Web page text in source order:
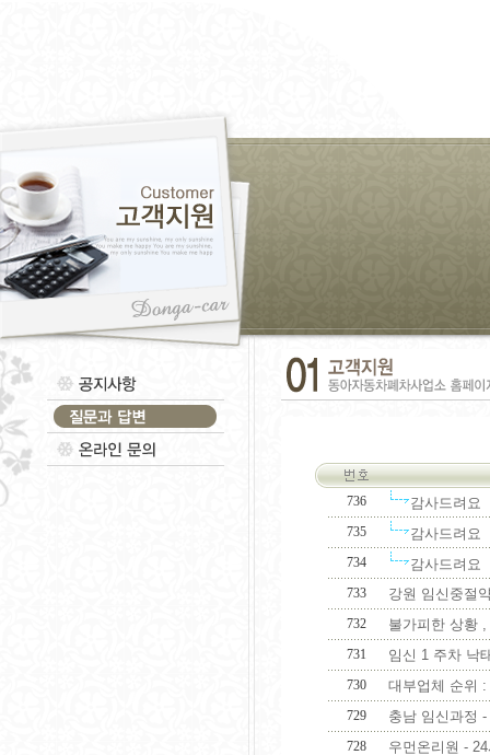
736 감사드려요
735 감사드려요
734 감사드려요
733 강원 임신중절
732 불가피한 상황
731 임신 1 주차 낙
730 대부업체 순위
729 충남 임신과정
728 우먼온리원 -